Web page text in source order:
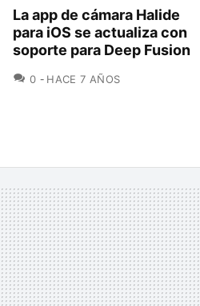
La app de cámara Halide
para iOS se actualiza con
soporte para Deep Fusion
0 COMENTARIOS
HACE 7 AÑOS